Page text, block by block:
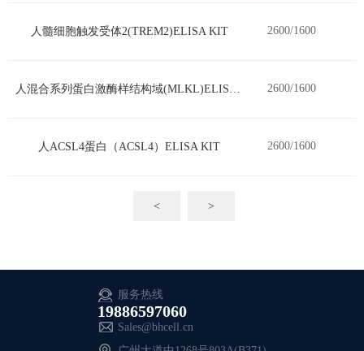
人髓细胞触发受体2(TREM2)ELISA KIT 2600/1600
2600/1600
人ACSL4蛋白（ACSL4）ELISA KIT 2600/1600
< >
服务热线
19886597060
Sales@bhcell.cn